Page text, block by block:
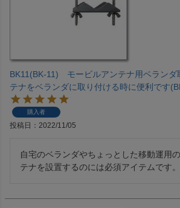
BK11(BK-11) モービルアンテナ用ベラン
テナをベランダに取り付ける時に便利です
購入者
投稿日 2022/11/05
自宅のベランダやちょっとした移動運用
テナを設置するのには必須アイテムです。